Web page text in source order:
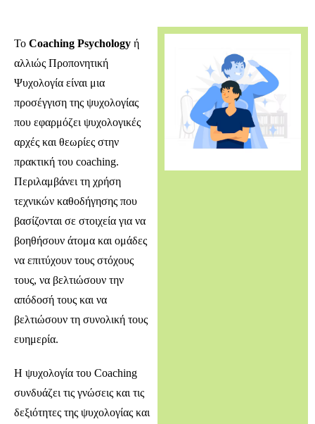
To Coaching Psychology ή
αλλιώς Προπονητική
Ψυχολογία είναι μια
προσέγγιση της ψυχολογίας
που εφαρμόζει ψυχολογικές
αρχές και θεωρίες στην
πρακτική του coaching.
Περιλαμβάνει τη χρήση
τεχνικών καθοδήγησης που
βασίζονται σε στοιχεία για να
βοηθήσουν άτομα και ομάδες
να επιτύχουν τους στόχους
τους, να βελτιώσουν την
απόδοσή τους και να
βελτιώσουν τη συνολική τους
ευημερία.
Η ψυχολογία του Coaching
συνδυάζει τις γνώσεις και τις
δεξιότητες της ψυχολογίας και